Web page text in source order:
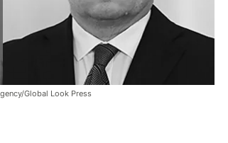
Global Look Press